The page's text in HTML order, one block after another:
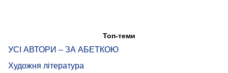
Топ-теми
УСІ АВТОРИ – ЗА АБЕТКОЮ
Художня література